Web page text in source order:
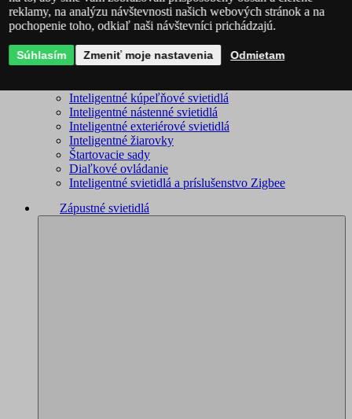
WiZ – kompletný sortiment
Inteligentné lustre
Inteligentné stojacie lampy
Inteligentné lampičky
Inteligentné kúpeľňové svietidlá
Inteligentné nástenné svietidlá
Inteligentné exteriérové svietidlá
Inteligentné žiarovky
Štartovacie sady
Diaľkové ovládanie
Inteligentné svietidlá a príslušenstvo Zigbee
Zápustné svietidlá
reklamy, na analýzu návštevnosti našich webových stránok a na
pochopenie toho, odkiaľ naši návštevníci prichádzajú.
Súhlasím Zmeniť moje nastavenia Odmietam